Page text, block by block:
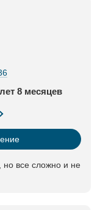
8 месяцев
но все сложно и не